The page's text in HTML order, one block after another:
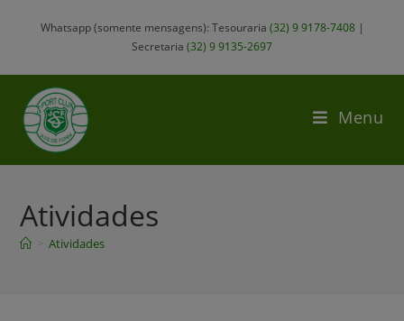
Whatsapp (somente mensagens): Tesouraria (32) 9 9178-7408 |
Secretaria (32) 9 9135-2697
Menu
Atividades
Atividades